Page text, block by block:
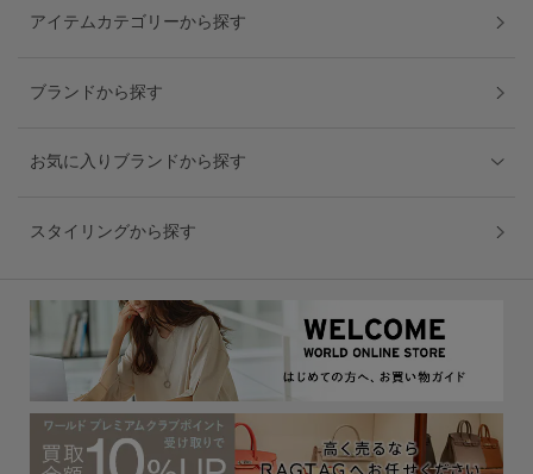
アイテムカテゴリーから探す
ブランドから探す
お気に入りブランドから探す
スタイリングから探す